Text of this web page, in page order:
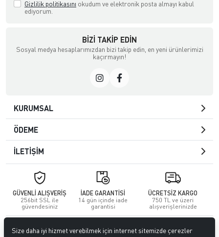
Gizlilik politikasını okudum ve elektronik posta almayı kabul
ediyorum.
BIZI TAKIP EDIN
Sosyal medya hesaplarımızdan bizi takip edin, en yeni ürünlerimizi
kaçırmayın!
KURUMSAL
ÖDEME
İLETİŞİM
GÜVENLİ ALIŞVERİŞ
256bit SSL ile
güvendesiniz
İADE GARANTİSİ
14 gün içinde iade
garantisi
ÜCRETSİZ KARGO
750 TL ve üzeri
alışverişlerinizde
ŞİRKETİ. Tüm hakları saklıdır.
Size daha iyi hizmet verebilmek için internet sitemizde çerezler